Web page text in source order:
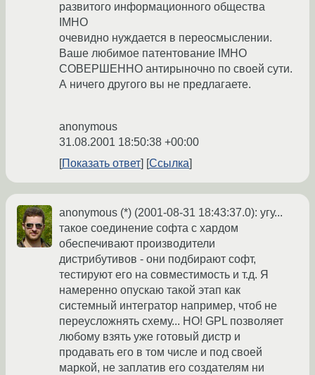
развитого информационного общества
IMHO
очевидно нуждается в переосмыслении.
Ваше любимое патентование IMHO
СОВЕРШЕННО антирыночно по своей сути.
А ничего другого вы не предлагаете.
anonymous
31.08.2001 18:50:38 +00:00
Показать ответ
Ссылка
anonymous (*) (2001-08-31 18:43:37.0): угу...
такое соединение софта с хардом
обеспечивают производители
дистрибутивов - они подбирают софт,
тестируют его на совместимость и т.д. Я
намеренно опускаю такой этап как
системный интегратор например, чтоб не
переусложнять схему... НО! GPL позволяет
любому взять уже готовый дистр и
продавать его в том числе и под своей
маркой, не заплатив его создателям ни